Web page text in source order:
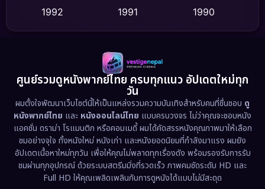
Detective สืบสวน (59)
Disaster (13)
Disney+ (5)
Documentary สารคดี (93)
Drama ดราม่า (1,460)
Dystopian (17)
1992
1991
1990
1989
1988
1986
1983
1978
1974
1962
ศูนย์รวมดูหนังพากย์ไทย ครบทุกแนว อัปเดตใหม่ทุก
วัน
ผมตั้งใจพัฒนาเว็บไซต์นี้ให้เป็นแหล่งรวมความบันเทิงสำหรับคนที่ชื่นชอบ ดู
หนังพากย์ไทย และ หนังออนไลน์ไทย แบบครบวงจร ไม่ว่าคุณจะชอบหนัง
แอคชั่น ดราม่า โรแมนติก หรือคอมเมดี้ ผมได้คัดสรรหนังคุณภาพมาให้เลือก
ชมอย่างจุใจ ทั้งหนังใหม่ หนังเก่า และหนังยอดนิยมที่กำลังมาแรง ผมยัง
อัปเดตเนื้อหาใหม่ทุกวัน เพื่อให้คุณไม่พลาดทุกเรื่องดัง พร้อมรองรับการรับ
ชมผ่านทุกอุปกรณ์ ด้วยระบบสตรีมมิ่งที่รวดเร็ว ภาพคมชัดระดับ HD และ
Full HD ให้คุณเพลิดเพลินกับการดูหนังได้แบบไม่มีสะดุด